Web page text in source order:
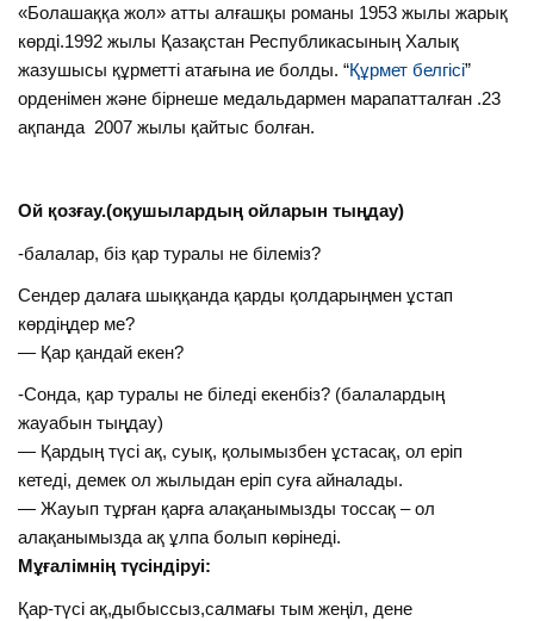
«Болашаққа жол» атты алғашқы романы 1953 жылы жарық
көрді.1992 жылы Қазақстан Республикасының Халық
жазушысы құрметті атағына ие болды. “Құрмет белгісі”
орденімен және бірнеше медальдармен марапатталған .23
ақпанда 2007 жылы қайтыс болған.
Ой қозғау.(оқушылардың ойларын тыңдау)
-балалар, біз қар туралы не білеміз?
Сендер далаға шыққанда қарды қолдарыңмен ұстап
көрдіңдер ме?
— Қар қандай екен?
-Сонда, қар туралы не біледі екенбіз? (балалардың
жауабын тыңдау)
— Қардың түсі ақ, суық, қолымызбен ұстасақ, ол еріп
кетеді, демек ол жылыдан еріп суға айналады.
— Жауып тұрған қарға алақанымызды тоссақ – ол
алақанымызда ақ ұлпа болып көрінеді.
Мұғалімнің түсіндіруі:
Қар-түсі ақ,дыбыссыз,салмағы тым жеңіл, дене